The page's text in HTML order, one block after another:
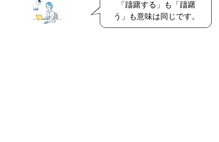
「躊躇する」も「躊躇
う」も意味は同じです。